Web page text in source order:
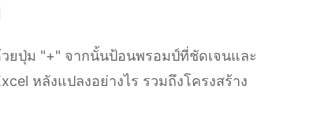
ยปุ่ม "+" จากนั้นป้อนพรอมป์ที่ชัดเจนและ
หลังแปลงอย่างไร รวมถึงโครงสร้าง